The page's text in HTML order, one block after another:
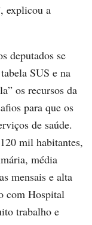
explicou a
deputados se
SUS e na
os recursos da
para que os
de saúde.
mil habitantes,
média
mensais e alta
com Hospital
trabalho e